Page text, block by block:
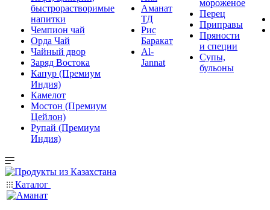
быстрорастворимые
напитки
Чемпион чай
Орда Чай
Чайный двор
Заряд Востока
Капур (Премиум
Индия)
Камелот
Мостон (Премиум
Цейлон)
Рупай (Премиум
Индия)
Аманат
ТД
Рис
Баракат
Al-
Jannat
мороженое
Перец
Приправы
Пряности
и специи
Супы,
бульоны
Каталог